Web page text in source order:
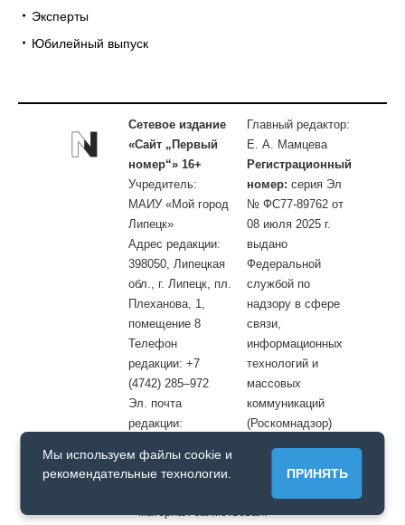
Мы используем файлы cookie и
рекомендательные технологии.
ПРИНЯТЬ
Эксперты
Юбилейный выпуск
Сетевое издание
«Сайт „Первый
номер“» 16+
Учредитель:
МАИУ «Мой город
Липецк»
Адрес редакции:
398050, Липецкая
обл., г. Липецк, пл.
Плеханова, 1,
помещение 8
Телефон
редакции: +7
(4742) 285–972
Эл. почта
редакции:
Главный редактор:
Е. А. Мамцева
Регистрационный
номер: серия Эл
№ ФС77-89762 от
08 июля 2025 г.
выдано
Федеральной
службой по
надзору в сфере
связи,
информационных
технологий и
массовых
коммуникаций
(Роскомнадзор)
Первый номер © / Допускается цитирование материалов с